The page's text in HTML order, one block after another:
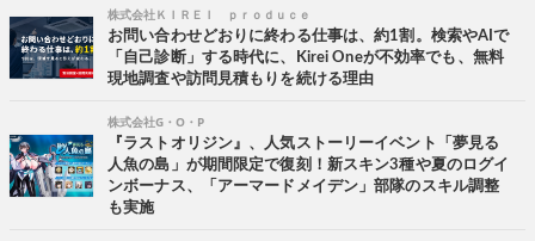
株式会社ＫＩＲＥＩ ｐｒｏｄｕｃｅ
お問い合わせどおりに終わる仕事は、約1割。検索やAIで
「自己診断」する時代に、Kirei Oneが不効率でも、無料
現地調査や訪問見積もりを続ける理由
株式会社G・O・P
『ラストオリジン』、人気ストーリーイベント「夢見る
人魚の島」が期間限定で復刻！新スキン3種や夏のログイ
ンボーナス、「アーマードメイデン」部隊のスキル調整
も実施